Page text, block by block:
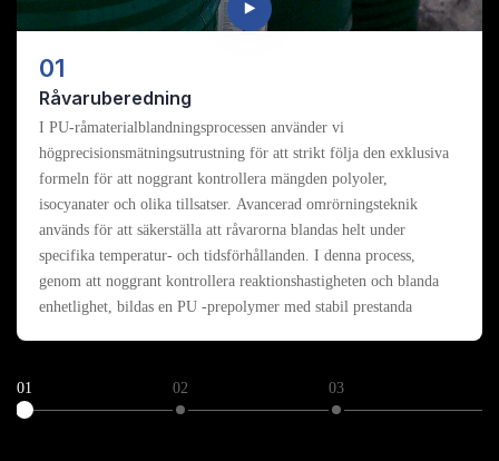
01
Råvaruberedning
I PU-råmaterialblandningsprocessen använder vi
högprecisionsmätningsutrustning för att strikt följa den exklusiva
formeln för att noggrant kontrollera mängden polyoler,
isocyanater och olika tillsatser. Avancerad omrörningsteknik
används för att säkerställa att råvarorna blandas helt under
specifika temperatur- och tidsförhållanden. I denna process,
genom att noggrant kontrollera reaktionshastigheten och blanda
enhetlighet, bildas en PU -prepolymer med stabil prestanda
01 02 03